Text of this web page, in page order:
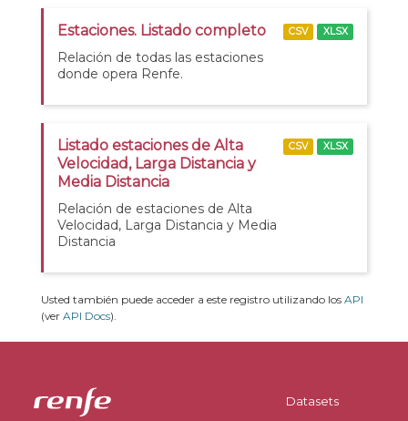
Estaciones. Listado completo
Relación de todas las estaciones
donde opera Renfe.
CSV XLSX
Listado estaciones de Alta
Velocidad, Larga Distancia y
Media Distancia
Relación de estaciones de Alta
Velocidad, Larga Distancia y Media
Distancia
CSV XLSX
Usted también puede acceder a este registro utilizando los API
(ver API Docs).
Datasets